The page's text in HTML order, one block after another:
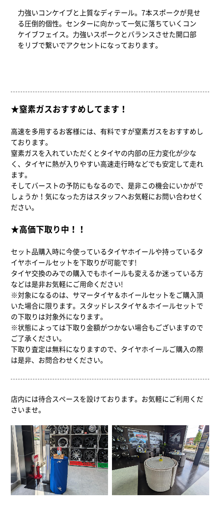
力強いコンケイブと上質なディテール。7本スポークが見せ
る圧倒的個性。センターに向かって一気に落ちていくコン
ケイブフェイス。力強いスポークとバランスさせた開口部
をリブで繋いでアクセントになっております。
★窒素ガスおすすめしてます！
高速を多用するお客様には、有料ですが窒素ガスをおすすめし
ております。
窒素ガスを入れていただくとタイヤの内部の圧力変化が少な
く、タイヤに熱が入りやすい高速走行時などでも安定して走れ
ます。
そしてバーストの予防にもなるので、是非この機会にいかがで
しょうか！気になった方はスタッフへお気軽にお問い合わせく
ださい。
★高価下取り中！！
セット品購入時に今使っているタイヤホイールや持っているタ
イヤホイールセットを下取りが可能です!
タイヤ交換のみでの購入でもホイールも変えるか迷っている方
などは是非お気軽にご用命ください!
※対象になるのは、サマータイヤ＆ホイールセットをご購入頂
いた場合に限ります。スタッドレスタイヤ＆ホイールセットで
の下取りは対象外になります。
※状態によっては下取り金額がつかない場合もございますので
ご了承ください。
下取り査定は無料になりますので、タイヤホイールご購入の際
は是非、お問合わせください。
店内には待合スペースを設けております。お気軽にご利用くだ
さいませ。